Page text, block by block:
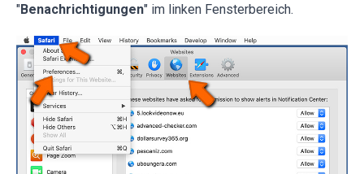
"Benachrichtigungen" im linken Fensterbereich.